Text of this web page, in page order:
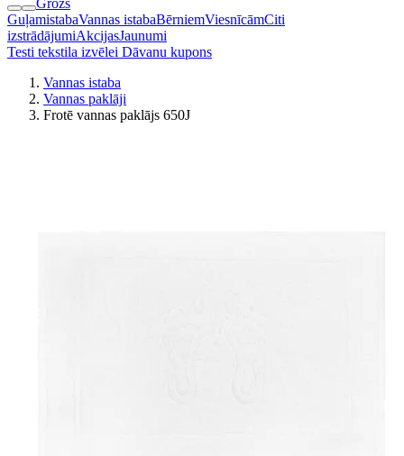
Grozs
GuļamistabaVannas istabaBērniemViesnīcāmCiti
izstrādājumiAkcijasJaunumi
Testi tekstila izvēlei Dāvanu kupons
Vannas istaba
Vannas paklāji
Frotē vannas paklājs 650J